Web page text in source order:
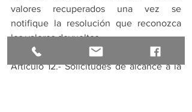
valores recuperados una vez se
notifique la resolución que reconozca
los valores devueltos.
Artículo 12.- Solicitudes de alcance a la